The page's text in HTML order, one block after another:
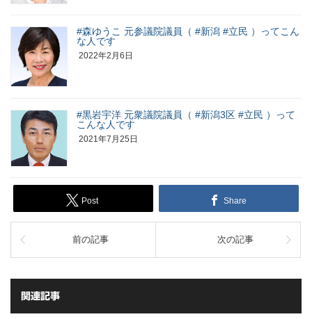
#森ゆうこ 元参議院議員（ #新潟 #立民 ）ってこん
な人です
2022年2月6日
#黒岩宇洋 元衆議院議員（ #新潟3区 #立民 ）って
こんな人です
2021年7月25日
Post Share
前の記事 次の記事
関連記事